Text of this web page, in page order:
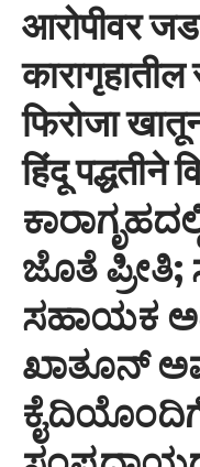
आरोपीवर
फिरोजा
हिंदू पद्धतीने
ಜೊತೆ ಪ್ರೀತಿ;
ಸಹಾಯಕ
ಖಾತೂನ್